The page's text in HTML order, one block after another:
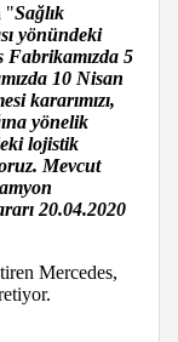
"Sağlık
yönündeki
5
10 Nisan
kararımızı,
yönelik
lojistik
Mevcut
20.04.2020
Mercedes,